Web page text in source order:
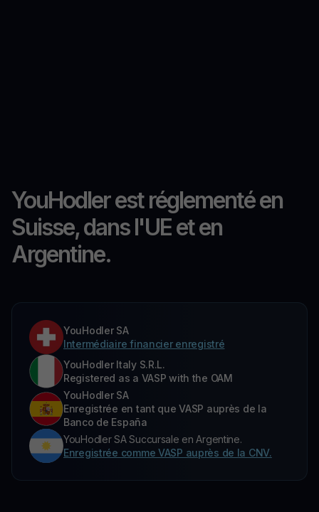
YouHodler est réglementé en
Suisse, dans l'UE et en
Argentine.
YouHodler SA
Intermédiaire financier enregistré
YouHodler Italy S.R.L.
Registered as a VASP with the OAM
YouHodler SA
Enregistrée en tant que VASP auprès de la
Banco de España
YouHodler SA Succursale en Argentine.
Enregistrée comme VASP auprès de la CNV.